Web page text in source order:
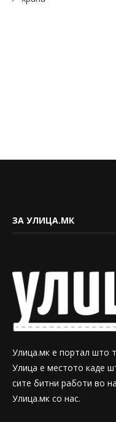
ЗА УЛИЦА.МК
Улица.мк е портал што
Улица е местото каде
сите битни работи во
Улица.мк со нас.